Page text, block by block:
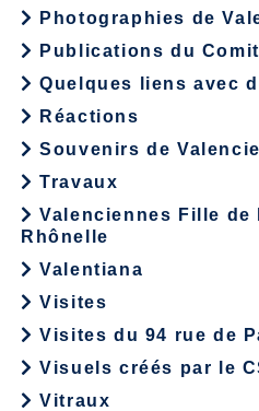
Photographies de
Publications du
Quelques liens avec
Réactions
Souvenirs de
Travaux
Valenciennes Fille de
Rhônelle
Valentiana
Visites
Visites du 94 rue de
Visuels créés par le
Vitraux